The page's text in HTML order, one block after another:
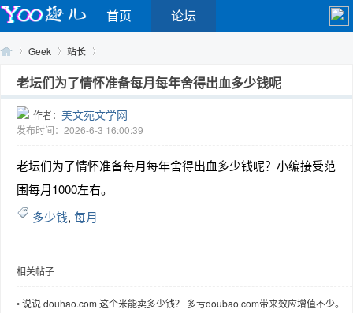
首页 论坛
Geek
›
站长
›
老坛们为了情怀准备每月每年舍得出血多少钱呢
作者： 美文苑文学网
发布时间：2026-6-3 16:00:39
老坛们为了情怀准备每月每年舍得出血多少钱呢？小编接受范
围每月1000左右。
多少钱, 每月
相关帖子
•说说 douhao.com 这个米能卖多少钱？ 多亏doubao.com带来效应增值不少。